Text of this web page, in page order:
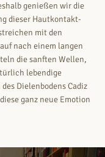
genießen wir die
dieser Hautkontakt-
mit den
nach einem langen
die sanften Wellen,
lebendige
Dielenbodens Cadiz
ganz neue Emotion